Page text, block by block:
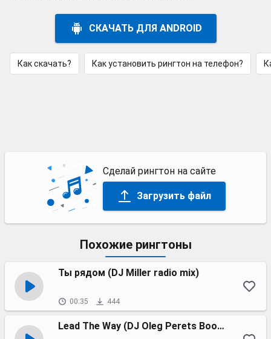
СКАЧАТЬ ДЛЯ ANDROID
Как скачать? Как установить рингтон на телефон?
Сделай рингтон на сайте
Загрузить файл
Похожие рингтоны
Ты рядом (DJ Miller radio mix)
00:35 444
Lead The Way (DJ Oleg Perets Booty Mix)